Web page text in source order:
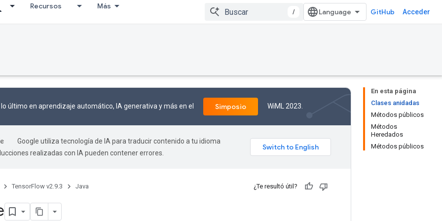
Recursos Más
/ GitHub Acceder
En esta página
Clases anidadas
Métodos públicos
Métodos
Heredados
Métodos públicos
último en aprendizaje automático, IA generativa y más en el Simposio WiML 2023.
Google utiliza tecnología de IA para traducir contenido a tu idioma
realizadas con IA pueden contener errores.
TensorFlow v2.9.3 Java ¿Te resultó útil?